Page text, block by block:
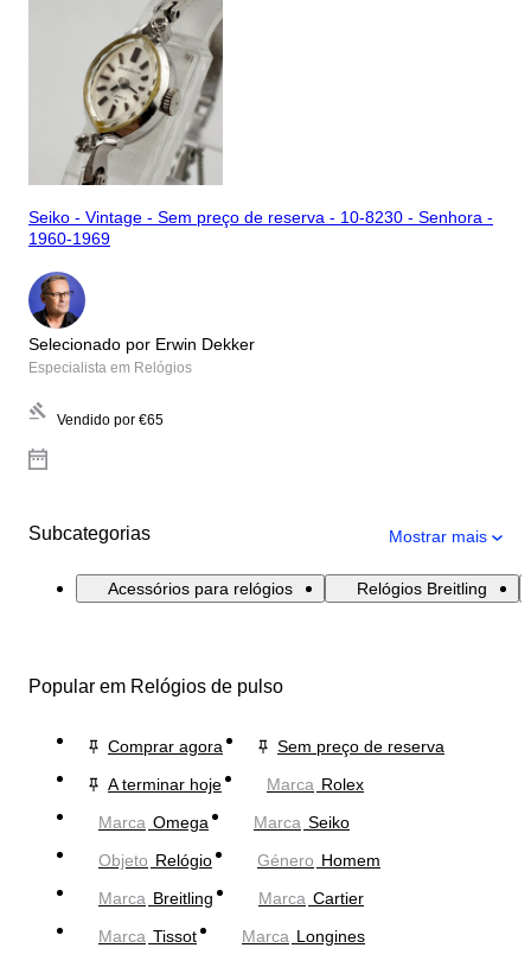
Seiko - Vintage - Sem preço de reserva - 10-8230 - Senhora -
1960-1969
Selecionado por Erwin Dekker
Especialista em Relógios
Vendido por €65
Subcategorias Mostrar mais
Acessórios para relógios Relógios Breitling
Popular em Relógios de pulso
Comprar agora
Sem preço de reserva
A terminar hoje
Marca Rolex
Marca Omega Marca Seiko
Objeto Relógio Género Homem
Marca Breitling Marca Cartier
Marca Tissot Marca Longines